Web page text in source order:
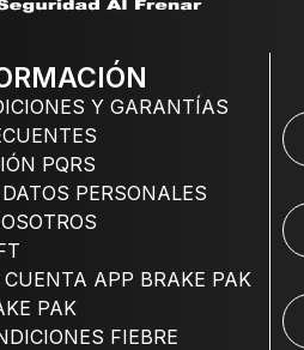
Y GARANTÍAS
PQRS
PERSONALES
APP BRAKE PAK
PAK
FIEBRE